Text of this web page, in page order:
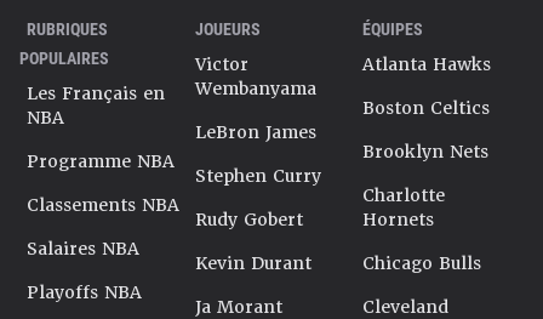
RUBRIQUES
POPULAIRES
Les Français en
NBA
Programme NBA
Classements NBA
Salaires NBA
Playoffs NBA
JOUEURS
Victor
Wembanyama
LeBron James
Stephen Curry
Rudy Gobert
Kevin Durant
Ja Morant
ÉQUIPES
Atlanta Hawks
Boston Celtics
Brooklyn Nets
Charlotte
Hornets
Chicago Bulls
Cleveland